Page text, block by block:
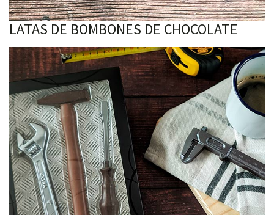
LATAS DE BOMBONES DE CHOCOLATE